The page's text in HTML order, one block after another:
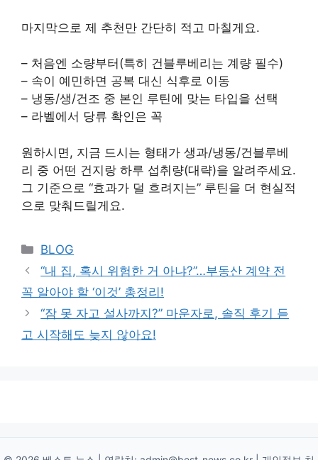
마지막으로 제 추천만 간단히 적고 마칠게요.
– 처음엔 소량부터(특히 건블루베리는 계량 필수)
– 속이 예민하면 공복 대신 식후로 이동
– 냉동/생/건조 중 본인 루틴에 맞는 타입을 선택
– 라벨에서 당류 확인은 꼭
원하시면, 지금 드시는 형태가 생과/냉동/건블루베
리 중 어떤 건지랑 하루 섭취량(대략)을 알려주세요.
그 기준으로 “효과가 덜 흐려지는” 루틴을 더 현실적
으로 맞춰드릴게요.
Categories
BLOG
“내 집, 혹시 위험한 거 아냐?”…부동산 계약 전
꼭 알아야 할 ‘이것’ 총정리!
“잠 못 자고 설사까지?” 마운자로, 솔직 후기 듣
고 시작해도 늦지 않아요!